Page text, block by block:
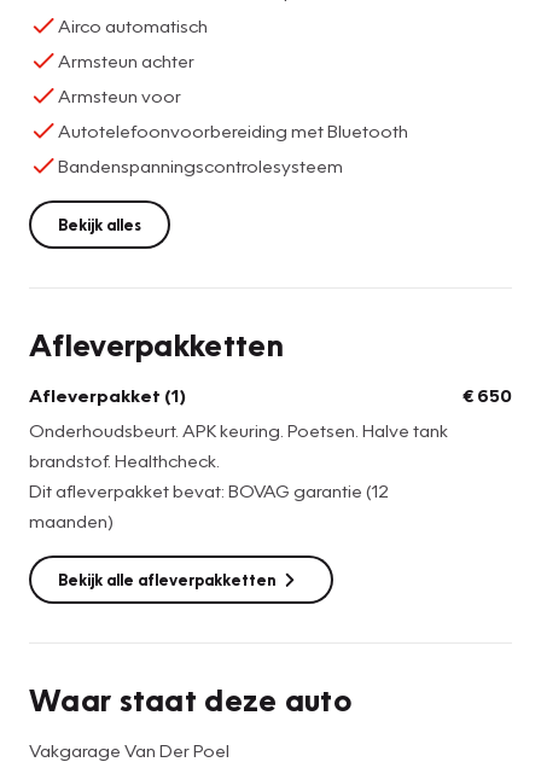
Airco automatisch
Armsteun achter
Armsteun voor
Autotelefoonvoorbereiding met Bluetooth
Bandenspanningscontrolesysteem
Bekijk alles
Afleverpakketten
Afleverpakket (1)
Onderhoudsbeurt. APK keuring. Poetsen. Halve tank
brandstof. Healthcheck.
Dit afleverpakket bevat: BOVAG garantie (12
maanden)
€ 650
Bekijk alle afleverpakketten
Waar staat deze auto
Vakgarage Van Der Poel